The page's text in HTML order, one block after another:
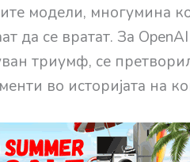
модели, многумина
да се вратат. За
триумф, се
во историјата на